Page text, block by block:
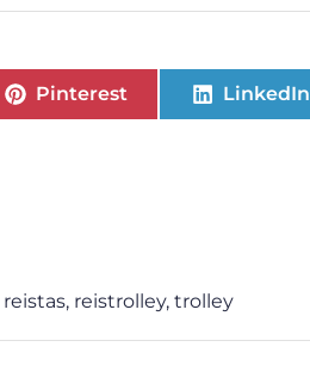
Pinterest LinkedIn
reistas, reistrolley, trolley